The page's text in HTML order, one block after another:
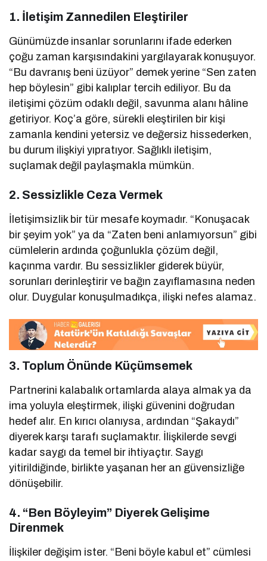
1. İletişim Zannedilen Eleştiriler
Günümüzde insanlar sorunlarını ifade ederken
çoğu zaman karşısındakini yargılayarak konuşuyor.
“Bu davranış beni üzüyor” demek yerine “Sen zaten
hep böylesin” gibi kalıplar tercih ediliyor. Bu da
iletişimi çözüm odaklı değil, savunma alanı hâline
getiriyor. Koç’a göre, sürekli eleştirilen bir kişi
zamanla kendini yetersiz ve değersiz hissederken,
bu durum ilişkiyi yıpratıyor. Sağlıklı iletişim,
suçlamak değil paylaşmakla mümkün.
2. Sessizlikle Ceza Vermek
İletişimsizlik bir tür mesafe koymadır. “Konuşacak
bir şeyim yok” ya da “Zaten beni anlamıyorsun” gibi
cümlelerin ardında çoğunlukla çözüm değil,
kaçınma vardır. Bu sessizlikler giderek büyür,
sorunları derinleştirir ve bağın zayıflamasına neden
olur. Duygular konuşulmadıkça, ilişki nefes alamaz.
3. Toplum Önünde Küçümsemek
Partnerini kalabalık ortamlarda alaya almak ya da
ima yoluyla eleştirmek, ilişki güvenini doğrudan
hedef alır. En kırıcı olanıysa, ardından “Şakaydı”
diyerek karşı tarafı suçlamaktır. İlişkilerde sevgi
kadar saygı da temel bir ihtiyaçtır. Saygı
yitirildiğinde, birlikte yaşanan her an güvensizliğe
dönüşebilir.
4. “Ben Böyleyim” Diyerek Gelişime
Direnmek
İlişkiler değişim ister. “Beni böyle kabul et” cümlesi